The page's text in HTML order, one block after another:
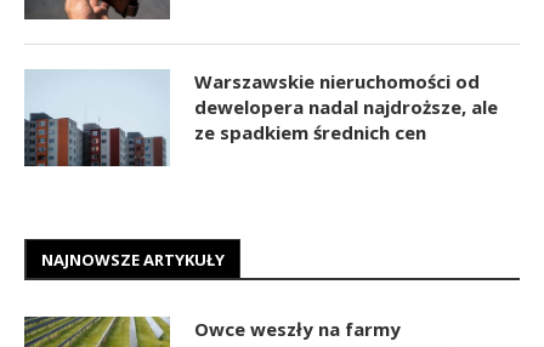
Warszawskie nieruchomości od
dewelopera nadal najdroższe, ale
ze spadkiem średnich cen
NAJNOWSZE ARTYKUŁY
Owce weszły na farmy